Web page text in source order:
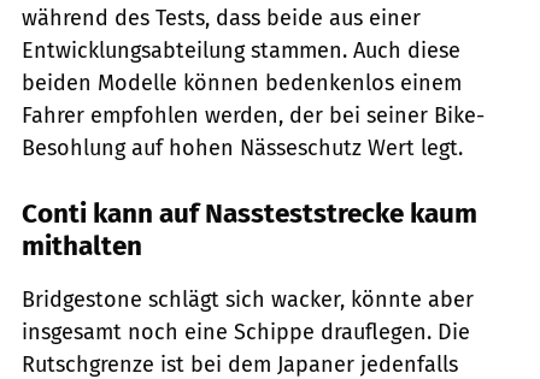
während des Tests, dass beide aus einer
Entwicklungsabteilung stammen. Auch diese
beiden Modelle können bedenkenlos einem
Fahrer empfohlen werden, der bei seiner Bike-
Besohlung auf hohen Nässeschutz Wert legt.
Conti kann auf Nassteststrecke kaum
mithalten
Bridgestone schlägt sich wacker, könnte aber
insgesamt noch eine Schippe drauflegen. Die
Rutschgrenze ist bei dem Japaner jedenfalls